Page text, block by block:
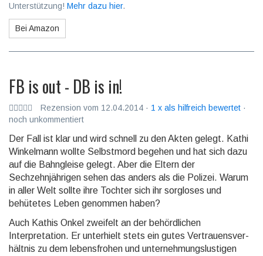
Unterstützung! Mehr dazu hier.
Bei Amazon
FB is out - DB is in!
Rezension vom 12.04.2014 · 1 x als hilfreich bewertet ·
noch unkommentiert
Der Fall ist klar und wird schnell zu den Akten gelegt. Kathi
Winkelmann wollte Selbstmord begehen und hat sich dazu
auf die Bahngleise gelegt. Aber die El­tern der
Sechzehnjährigen sehen das anders als die Po­lizei. Warum
in aller Welt sollte ihre Tochter sich ihr sorgloses und
behütetes Leben genommen haben?
Auch Kathis Onkel zweifelt an der behördlichen
Interpretation. Er unterhielt stets ein gutes Vertrauensver­
hältnis zu dem lebensfrohen und unternehmungslustigen